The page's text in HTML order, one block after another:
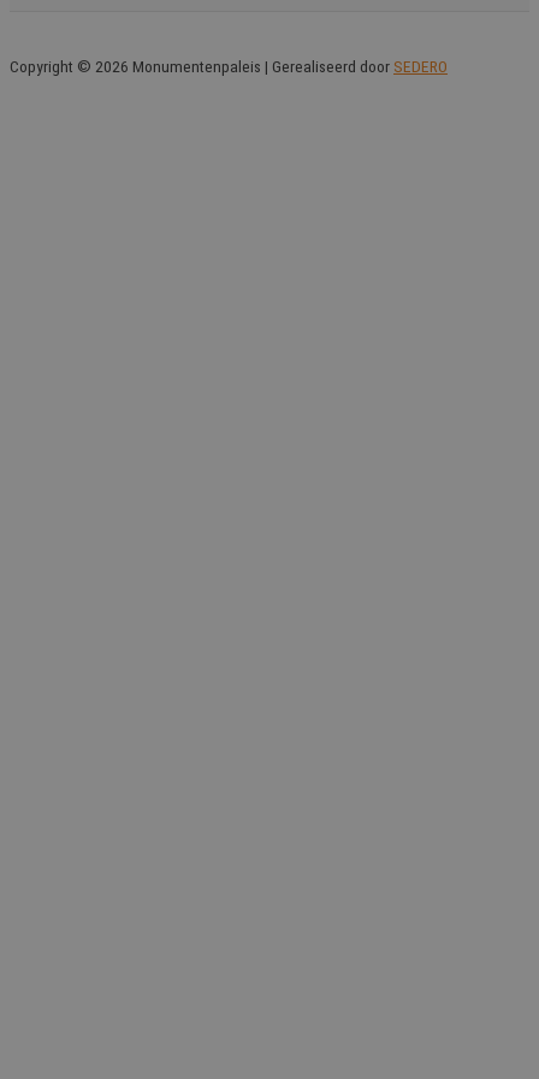
Copyright © 2026 Monumentenpaleis | Gerealiseerd door SEDERO